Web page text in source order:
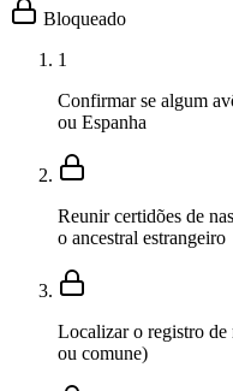
Bloqueado
1
Confirmar se algum
ou Espanha
Reunir certidões de
o ancestral estrangeiro
Localizar o registro de
ou comune)